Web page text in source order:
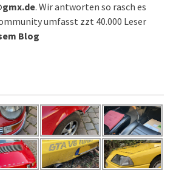
. Wir antworten so rasch es
umfasst zzt 40.000 Leser
Blog